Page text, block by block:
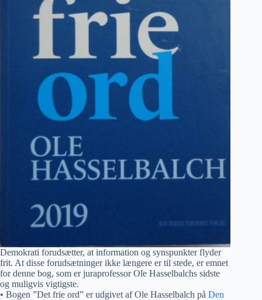
Demokrati forudsætter, at information og synspunkter flyder
frit. At disse forudsætninger ikke længere er til stede, er emnet
for denne bog, som er juraprofessor Ole Hasselbalchs sidste
og muligvis vigtigste.
• Bogen ”Det frie ord” er udgivet af Ole Hasselbalch på Den